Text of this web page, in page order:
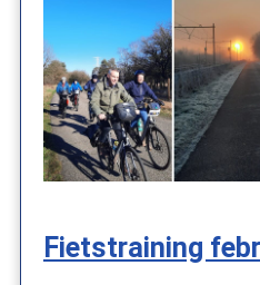
Fietstraining